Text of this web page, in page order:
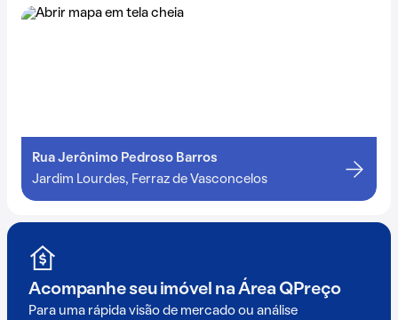
Rua Jerônimo Pedroso Barros
Jardim Lourdes, Ferraz de Vasconcelos
Acompanhe seu imóvel na Área QPreço
Para uma rápida visão de mercado ou análise